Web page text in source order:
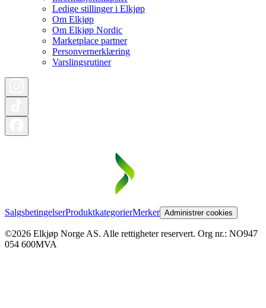
Ledige stillinger i Elkjøp
Om Elkjøp
Om Elkjøp Nordic
Marketplace partner
Personvernerklæring
Varslingsrutiner
SalgsbetingelserProduktkategorierMerker Administrer cookies
©2026 Elkjøp Norge AS. Alle rettigheter reservert. Org nr.: NO947
054 600MVA